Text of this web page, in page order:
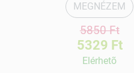
MEGNÉZEM
5850 Ft
5329 Ft
Elérhetõ